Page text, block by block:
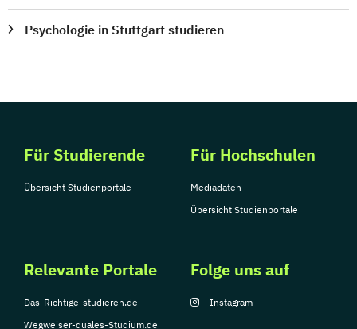
Psychologie in Stuttgart studieren
Für Studierende
Übersicht Studienportale
Für Hochschulen
Mediadaten
Übersicht Studienportale
Relevante Portale
Das-Richtige-studieren.de
Wegweiser-duales-Studium.de
Folge uns auf
Instagram